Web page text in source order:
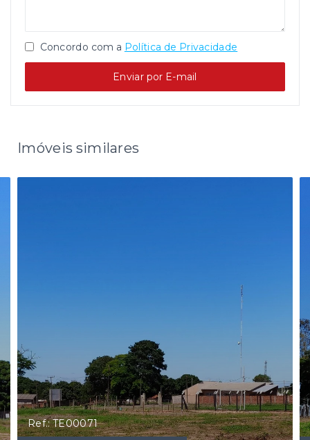
Concordo com a Política de Privacidade
Enviar por E-mail
Imóveis similares
Ref.: TE00071